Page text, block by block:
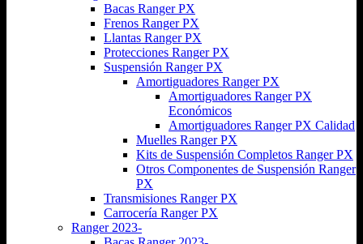
Bacas Ranger PX
Frenos Ranger PX
Llantas Ranger PX
Protecciones Ranger PX
Suspensión Ranger PX
Amortiguadores Ranger PX
Amortiguadores Ranger PX
Económicos
Amortiguadores Ranger PX Calidad
Muelles Ranger PX
Kits de Suspensión Completos Ranger PX
Otros Componentes de Suspensión Ranger
PX
Transmisiones Ranger PX
Carrocería Ranger PX
Ranger 2023-